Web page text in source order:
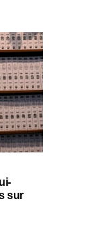
sur